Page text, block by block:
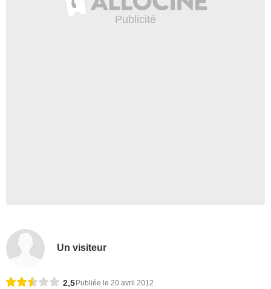
Un visiteur
2,5 Publiée le 20 avril 2012